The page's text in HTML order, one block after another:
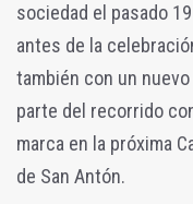
sociedad el pasado
antes de la
también con un
parte del recorrido
marca en la próxima
de San Antón.